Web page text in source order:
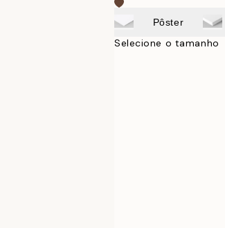
Pôster
Selecione o tamanho